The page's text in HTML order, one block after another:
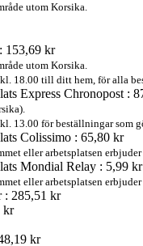
utom Korsika.
153,69 kr
utom Korsika.
18.00 till ditt hem, för alla
Express Chronopost :
13.00 för beställningar som
Colissimo : 65,80 kr
eller arbetsplatsen
Mondial Relay : 5,99 kr
eller arbetsplatsen
: 285,51 kr
kr
kr